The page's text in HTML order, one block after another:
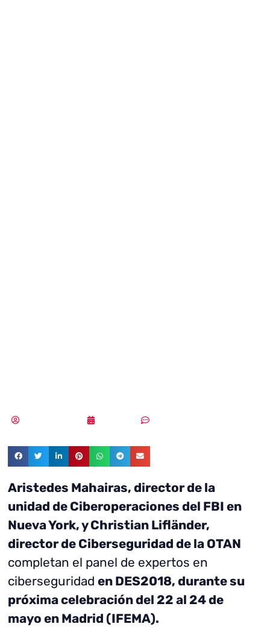
Aristedes Mahairas, director de la
unidad de Ciberoperaciones del FBI en
Nueva York, y Christian Lifländer,
director de Ciberseguridad de la OTAN
completan el panel de expertos en
ciberseguridaden DES2018, durante su
próxima celebración del 22 al 24 de
mayo en Madrid (IFEMA).